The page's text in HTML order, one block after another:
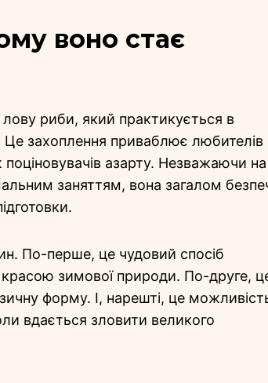
воно стає
риби, який практикується в
захоплення приваблює любителів
азарту. Незважаючи на
заняттям, вона загалом
По-перше, це чудовий спосіб
красою зимової природи. По-друге,
форму. І, нарешті, це
вдається зловити великого